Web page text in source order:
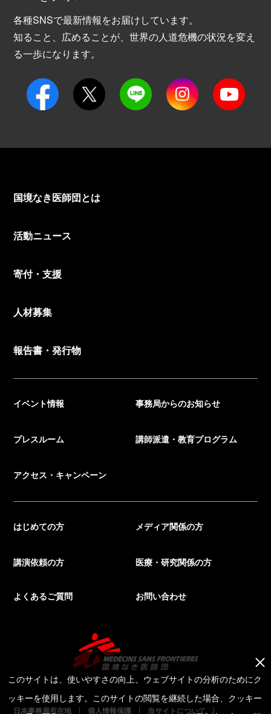
各種SNSで最新情報をお届けしています。
知ること、広めることが、世界の人道危機の状況を変え
る一歩になります。
国境なき医師団とは
活動ニュース
寄付・支援
人材募集
報告書・発行物
イベント情報 事務局からのお知らせ
プレスルーム 講師派遣・教育プログラム
アクセス・キャンペーン
はじめての方 メディア関係の方
講演依頼の方 医療・研究関係の方
よくあるご質問 お問い合わせ
日本事務局所在地 個人情報保護 当サイトについて
このサイトは、使いやすさの向上、ウェブサイトの分析のためにク
ッキーを使用します。このサイトの閲覧を継続した場合、クッキー